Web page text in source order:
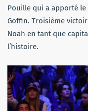
Pouille qui a apporté le
Goffin. Troisième
Noah en tant que
l’histoire.